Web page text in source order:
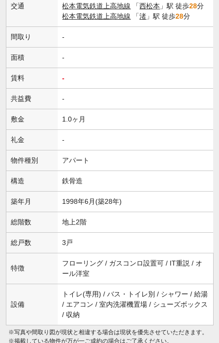
交通
松本電気鉄道上高地線 「西松本 」駅 徒歩28分
松本電気鉄道上高地線 「渚 」駅 徒歩28分
間取り -
面積 -
賃料 -
共益費 -
敷金 1.0ヶ月
礼金 -
物件種別 アパート
構造 鉄骨造
築年月 1998年6月(築28年)
総階数 地上2階
総戸数 3戸
特徴
フローリング / ガスコンロ設置可 / IT重説 / オ
ール洋室
設備
トイレ(専用) / バス・トイレ別 / シャワー / 給湯
/ エアコン / 室内洗濯機置場 / シューズボックス
/ 収納
※写真や間取り図が現状と相違する場合は現状を優先させていただきます。
※掲載している物件が万が一ご成約の場合はご了承ください。